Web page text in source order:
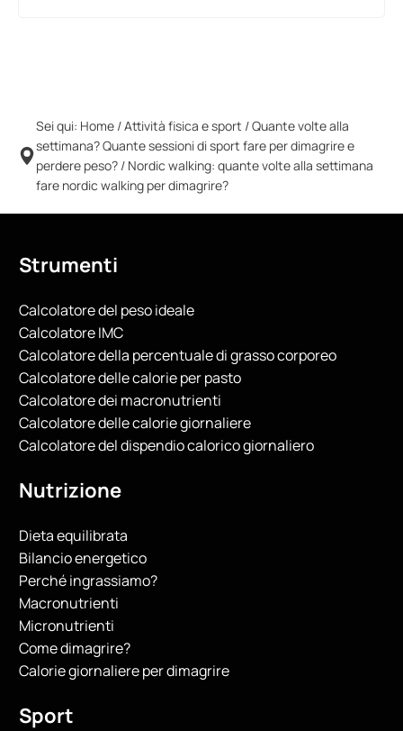
Sei qui: Home /Attività fisica e sport /Quante volte alla
settimana? Quante sessioni di sport fare per dimagrire e
perdere peso? / Nordic walking: quante volte alla settimana
fare nordic walking per dimagrire?
Strumenti
Calcolatore del peso ideale
Calcolatore IMC
Calcolatore della percentuale di grasso corporeo
Calcolatore delle calorie per pasto
Calcolatore dei macronutrienti
Calcolatore delle calorie giornaliere
Calcolatore del dispendio calorico giornaliero
Nutrizione
Dieta equilibrata
Bilancio energetico
Perché ingrassiamo?
Macronutrienti
Micronutrienti
Come dimagrire?
Calorie giornaliere per dimagrire
Sport